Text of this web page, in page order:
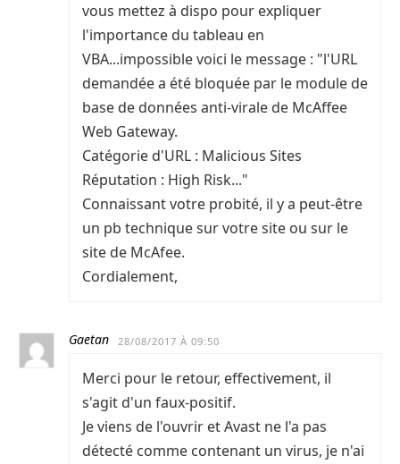
vous mettez à dispo pour expliquer
l'importance du tableau en
VBA...impossible voici le message : "l'URL
demandée a été bloquée par le module de
base de données anti-virale de McAffee
Web Gateway.
Catégorie d'URL : Malicious Sites
Réputation : High Risk..."
Connaissant votre probité, il y a peut-être
un pb technique sur votre site ou sur le
site de McAfee.
Cordialement,
Gaetan 28/08/2017 À 09:50
Merci pour le retour, effectivement, il
s'agit d'un faux-positif.
Je viens de l'ouvrir et Avast ne l'a pas
détecté comme contenant un virus, je n'ai